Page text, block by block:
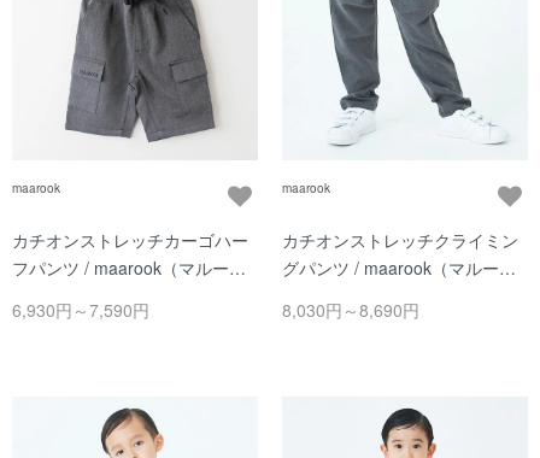
maarook
カチオンストレッチカーゴハー
フパンツ / maarook（マルー
6,930円～7,590円
maarook
カチオンストレッチクライミン
グパンツ / maarook（マルー
8,030円～8,690円